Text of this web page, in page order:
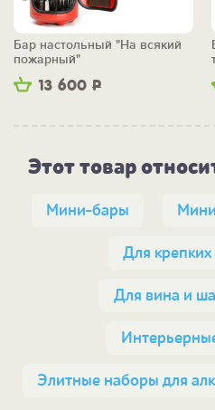
13 600 Р
Бар настольный "На всякий
пожарный"
Этот товар
Мини-бары
Для
Для вина и
Элитные наборы для